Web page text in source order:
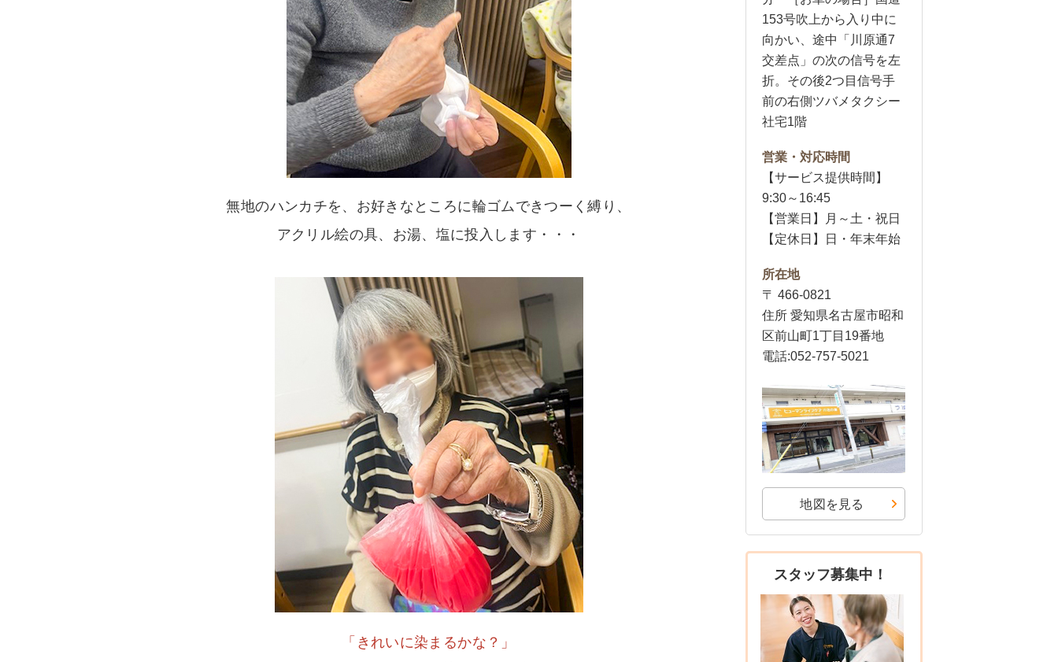
無地のハンカチを、お好きなところに輪ゴムできつーく縛り、
アクリル絵の具、お湯、塩に投入します・・・
「きれいに染まるかな？」
153号吹上から入り中に
向かい、途中「川原通7
交差点」の次の信号を左
折。その後2つ目信号手
前の右側ツバメタクシー
社宅1階
営業・対応時間
【サービス提供時間】
9:30～16:45
【営業日】月～土・祝日
【定休日】日・年末年始
所在地
〒 466-0821
住所 愛知県名古屋市昭和
区前山町1丁目19番地
電話:052-757-5021
地図を見る
スタッフ募集中！